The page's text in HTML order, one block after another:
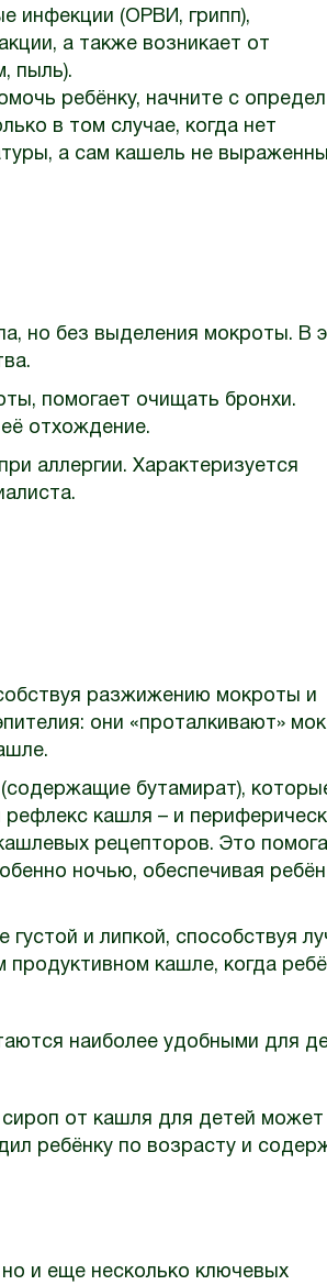
инфекции (ОРВИ, грипп),
а также возникает от
пыль).
ребёнку, начните с
в том случае, когда нет
а сам кашель не
но без выделения мокроты. В
помогает очищать бронхи.
отхождение.
аллергии. Характеризуется
разжижению мокроты и
они «проталкивают»
бутамират),
кашля – и
рецепторов. Это
ночью, обеспечивая
и липкой, способствуя
кашле, когда
наиболее удобными для
от кашля для детей может
ребёнку по возрасту и
но и еще несколько ключевых